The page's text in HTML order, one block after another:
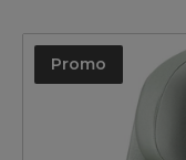
Promo